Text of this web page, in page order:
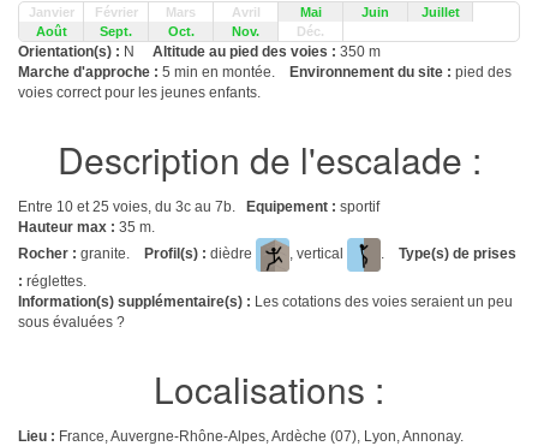
Janvier Février Mars Avril Mai Juin
Juillet
Août
Sept. Oct. Nov. Déc.
Orientation(s) : N Altitude au pied des voies : 350 m
Marche d'approche : 5 min en montée. Environnement du site : pied des
voies correct pour les jeunes enfants.
Description de l'escalade :
Entre 10 et 25 voies, du 3c au 7b. Equipement : sportif
Hauteur max : 35 m.
Rocher : granite. Profil(s) : dièdre , vertical . Type(s) de prises
: réglettes.
Information(s) supplémentaire(s) : Les cotations des voies seraient un peu
sous évaluées ?
Localisations :
Lieu : France, Auvergne-Rhône-Alpes, Ardèche (07), Lyon, Annonay.